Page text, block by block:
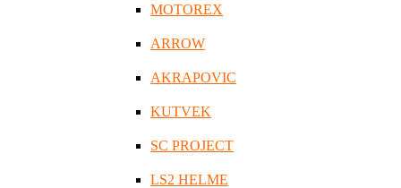
MOTOREX
ARROW
AKRAPOVIC
KUTVEK
SC PROJECT
LS2 HELME